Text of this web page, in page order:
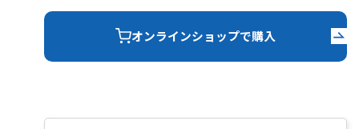
オンラインショップで購入